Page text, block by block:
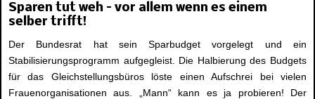
Sparen tut weh – vor allem wenn es einem
selber trifft!
Der Bundesrat hat sein Sparbudget vorgelegt und ein
Stabilisierungsprogramm aufgegleist. Die Halbierung des Budgets
für das Gleichstellungsbüros löste einen Aufschrei bei vielen
Frauenorganisationen aus. „Mann“ kann es ja probieren! Der